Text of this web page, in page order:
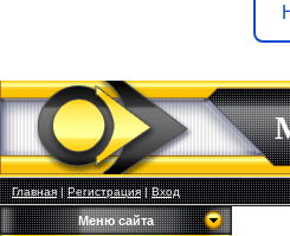
Главная|Регистрация|Вход
Меню сайта